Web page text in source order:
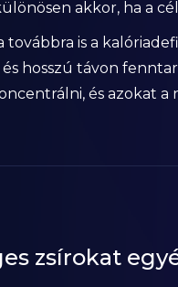
akkor, ha a cél
továbbra is a
hosszú távon
és azokat
zsírokat